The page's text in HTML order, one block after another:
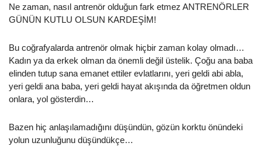
Ne zaman, nasıl antrenör olduğun fark etmez ANTRENÖRLER
GÜNÜN KUTLU OLSUN KARDEŞİM!
Bu coğrafyalarda antrenör olmak hiçbir zaman kolay olmadı…
Kadın ya da erkek olman da önemli değil üstelik. Çoğu ana baba
elinden tutup sana emanet ettiler evlatlarını, yeri geldi abi abla,
yeri geldi ana baba, yeri geldi hayat akışında da öğretmen oldun
onlara, yol gösterdin…
Bazen hiç anlaşılamadığını düşündün, gözün korktu önündeki
yolun uzunluğunu düşündükçe…